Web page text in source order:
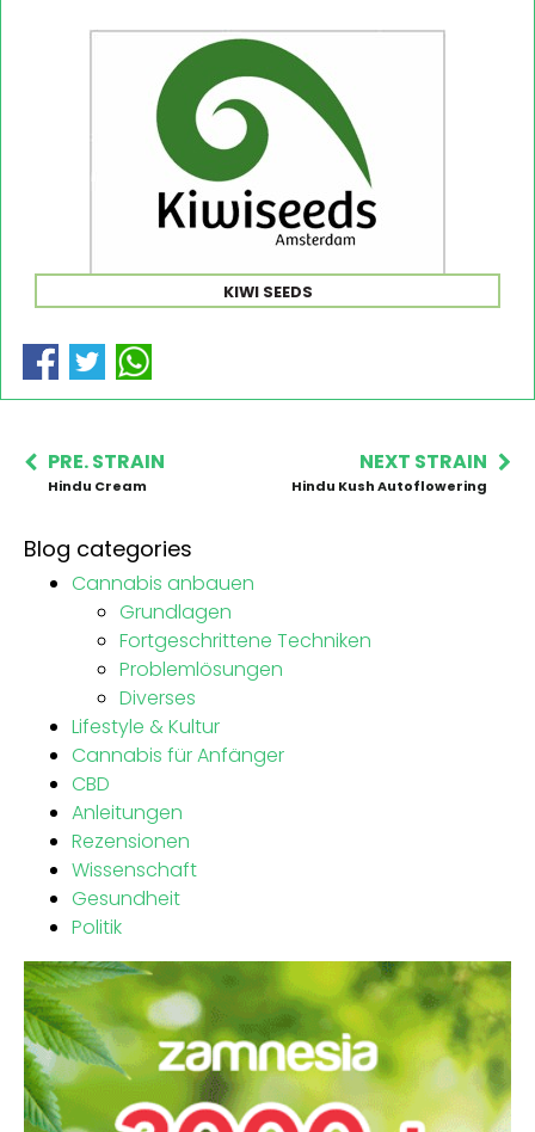
KIWI SEEDS
PRE. STRAIN
Hindu Cream
NEXT STRAIN
Hindu Kush Autoflowering
Blog categories
Cannabis anbauen
Grundlagen
Fortgeschrittene Techniken
Problemlösungen
Diverses
Lifestyle & Kultur
Cannabis für Anfänger
CBD
Anleitungen
Rezensionen
Wissenschaft
Gesundheit
Politik